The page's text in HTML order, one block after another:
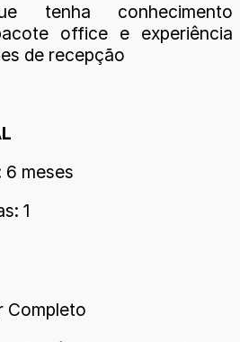
tenha conhecimento
office e experiência
de recepção
6 meses
1
Completo